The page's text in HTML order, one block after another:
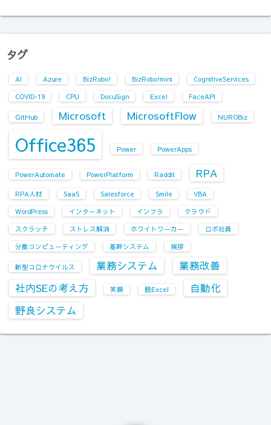
タグ
AI Azure BizRobo! BizRobo!mini
CognitiveServices
COVID-19
CPU DocuSign Excel FaceAPI
GitHub Microsoft MicrosoftFlow NUROBiz
Office365 Power PowerApps
PowerAutomate PowerPlatform Raddit RPA
RPA人材 SaaS Salesforce Smile
VBA
WordPress
インターネット インフラ
クラウド
スクラッチ
ストレス解消 ホワイトワーカー
ロボ社員
分散コンピューティング
基幹システム 挨拶
新型コロナウイルス 業務システム
業務改善
社内SEの考え方
笑顔 脱Excel
自動化
野良システム